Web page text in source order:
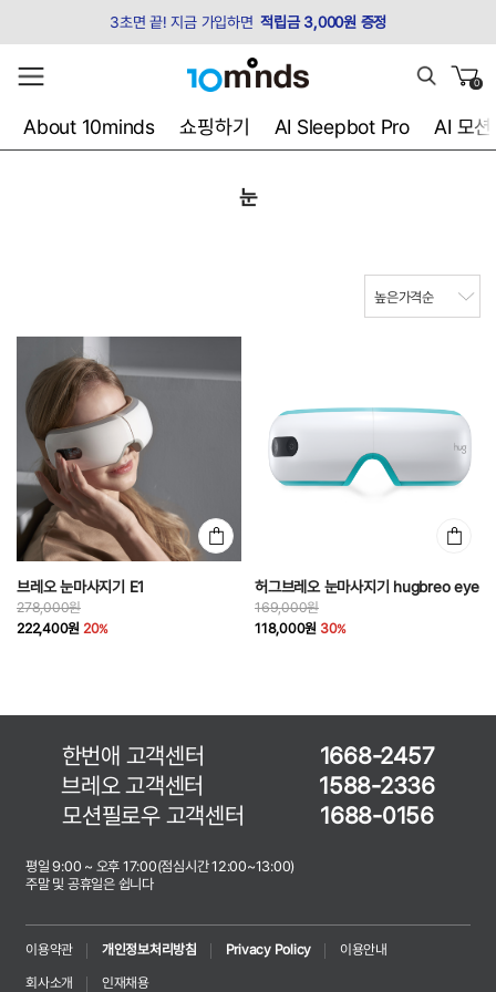
3초면 끝! 지금 가입하면 적립금 3,000원 증정
0
About 10minds 쇼핑하기 AI Sleepbot Pro AI 모션
눈
브레오 눈마사지기 E1
278,000원
222,400원 20
허그브레오 눈마사지기 hugbreo eye
169,000원
118,000원 30
한번애 고객센터
1668-2457
브레오 고객센터
1588-2336
모션필로우 고객센터
1688-0156
평일 9:00 ~ 오후 17:00(점심시간 12:00~13:00)
주말 및 공휴일은 쉽니다
이용약관 개인정보처리방침 Privacy Policy
이용안내
회사소개
인재채용